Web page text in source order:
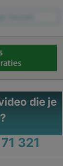
die je
321